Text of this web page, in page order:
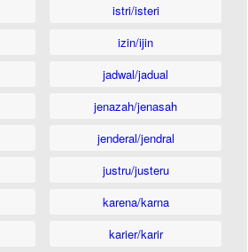
istri/isteri
izin/ijin
jadwal/jadual
jenazah/jenasah
jenderal/jendral
justru/justeru
karena/karna
karier/karir